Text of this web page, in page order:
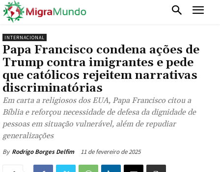
INTERNACIONAL
Papa Francisco condena ações de
Trump contra imigrantes e pede
que católicos rejeitem narrativas
discriminatórias
Em carta a religiosos dos EUA, Papa Francisco citou a
Bíblia e reforçou necessidade de defesa da dignidade de
pessoas em situação vulnerável, além de repudiar
generalizações
By Rodrigo Borges Delfim 11 de fevereiro de 2025